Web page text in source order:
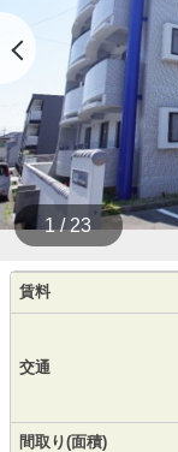
1 / 23
賃料
交通
間取り(面積)